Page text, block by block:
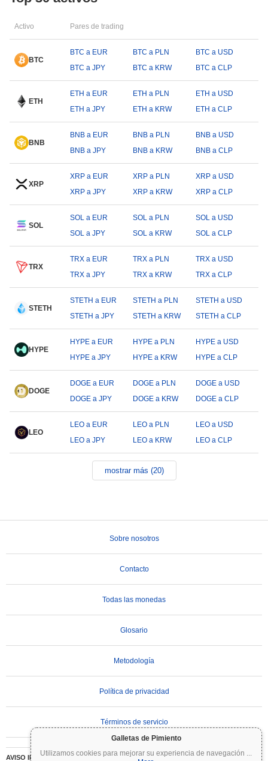
Galletas de Pimiento
Utilizamos cookies para mejorar su experiencia de navegación ...
Activo Pares de trading
BTC
BTC a EUR BTC a PLN
BTC a USD
BTC a JPY
BTC a KRW BTC a CLP
ETH
ETH a EUR ETH a PLN
ETH a USD
ETH a JPY
ETH a KRW ETH a CLP
BNB
BNB a EUR BNB a PLN
BNB a USD
BNB a JPY
BNB a KRW BNB a CLP
XRP
XRP a EUR XRP a PLN
XRP a USD
XRP a JPY
XRP a KRW XRP a CLP
SOL
SOL a EUR SOL a PLN
SOL a USD
SOL a JPY
SOL a KRW SOL a CLP
TRX
TRX a EUR TRX a PLN
TRX a USD
TRX a JPY
TRX a KRW TRX a CLP
STETH
STETH a EUR STETH a PLN
STETH a USD
STETH a JPY
STETH a KRW STETH a CLP
HYPE
HYPE a EUR HYPE a PLN
HYPE a USD
HYPE a JPY
HYPE a KRW HYPE a CLP
DOGE
DOGE a EUR DOGE a PLN
DOGE a USD
DOGE a JPY
DOGE a KRW DOGE a CLP
LEO
LEO a EUR LEO a PLN
LEO a USD
LEO a JPY
LEO a KRW LEO a CLP
mostrar más (20)
Sobre nosotros
Contacto
Todas las monedas
Glosario
Metodología
Política de privacidad
Términos de servicio
AVISO IMPORTANTE:Las criptomonedas son altamente volátiles e implican un riesgo